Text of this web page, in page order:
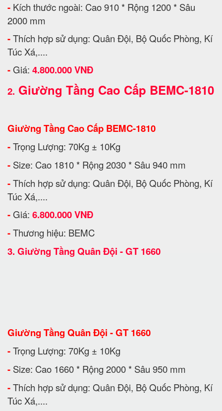
- Kích thước ngoài: Cao 910 * Rộng 1200 * Sâu
2000 mm
-Thích hợp sử dụng: Quân Đội, Bộ Quốc Phòng, Kí
Túc Xá,....
- Giá: 4.800.000 VNĐ
2. Giường Tầng Cao Cấp BEMC-1810
Giường Tầng Cao Cấp BEMC-1810
-Trọng Lượng: 70Kg ± 10Kg
- Size: Cao 1810 * Rộng 2030 * Sâu 940 mm
-Thích hợp sử dụng: Quân Đội, Bộ Quốc Phòng, Kí
Túc Xá,....
- Giá: 6.800.000 VNĐ
-Thương hiệu: BEMC
3. Giường Tầng Quân Đội - GT 1660
Giường Tầng Quân Đội - GT 1660
-Trọng Lượng: 70Kg ± 10Kg
- Size: Cao 1660 * Rộng 2000 * Sâu 950 mm
-Thích hợp sử dụng: Quân Đội, Bộ Quốc Phòng, Kí
Túc Xá,....